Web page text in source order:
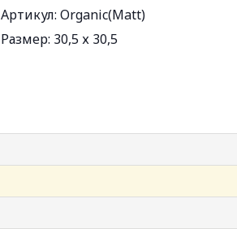
Артикул: Organic(Matt)
Размер: 30,5 х 30,5